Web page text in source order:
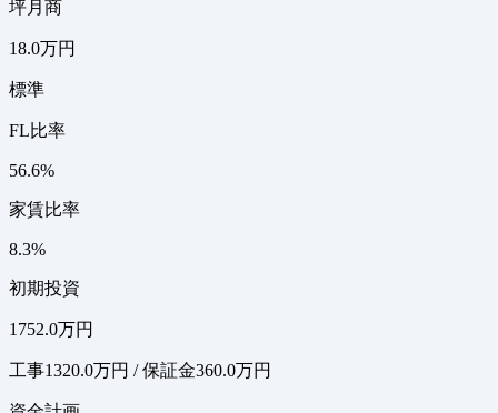
坪月商
18.0万円
標準
FL比率
56.6%
家賃比率
8.3%
初期投資
1752.0万円
工事1320.0万円 / 保証金360.0万円